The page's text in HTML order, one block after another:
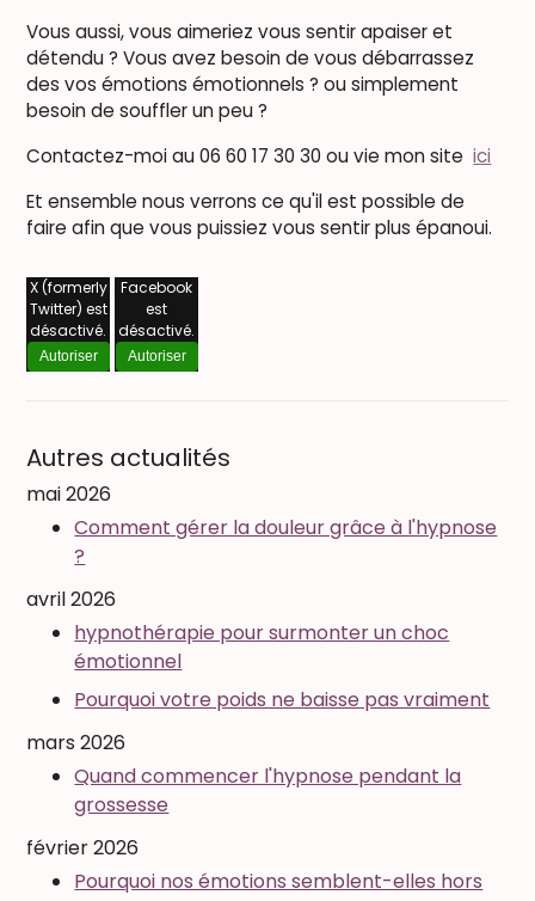
Vous aussi, vous aimeriez vous sentir apaiser et
détendu ? Vous avez besoin de vous débarrassez
des vos émotions émotionnels ? ou simplement
besoin de souffler un peu ?
Contactez-moi au 06 60 17 30 30 ou vie mon siteici
Et ensemble nous verrons ce qu'il est possible de
faire afin que vous puissiez vous sentir plus épanoui.
X (formerly
Twitter) est
désactivé.
Autoriser
Facebook
est
désactivé.
Autoriser
Autres actualités
mai 2026
Comment gérer la douleur grâce à l'hypnose
?
avril 2026
hypnothérapie pour surmonter un choc
émotionnel
Pourquoi votre poids ne baisse pas vraiment
mars 2026
Quand commencer l'hypnose pendant la
grossesse
février 2026
Pourquoi nos émotions semblent-elles hors